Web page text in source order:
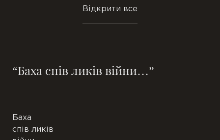
Ранні вірші
Притчі
Відкрити все
“Баха спів ликів війни…”
Баха
спів ликів